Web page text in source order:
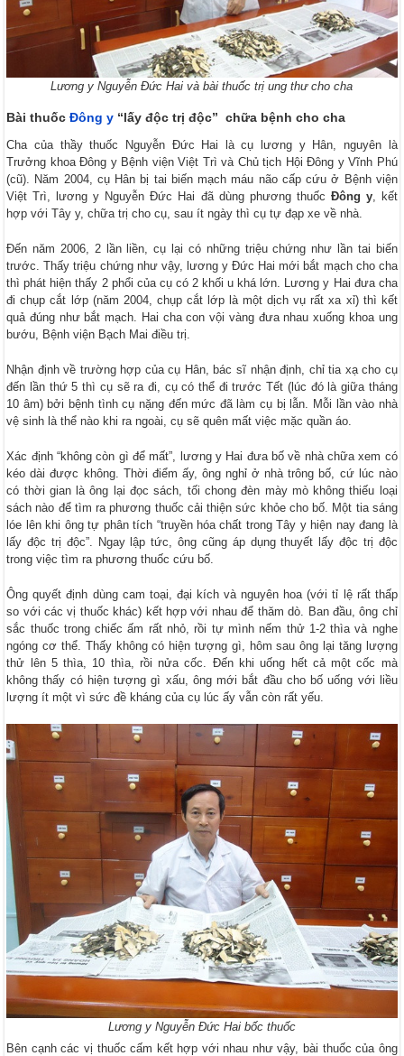
Lương y Nguyễn Đức Hai và bài thuốc trị ung thư cho cha
Bài thuốcĐông y “lấy độc trị độc” chữa bệnh cho cha
Cha của thầy thuốc Nguyễn Đức Hai là cụ lương y Hân, nguyên là
Trưởng khoa Đông y Bệnh viện Việt Trì và Chủ tịch Hội Đông y Vĩnh Phú
(cũ). Năm 2004, cụ Hân bị tai biến mạch máu não cấp cứu ở Bệnh viện
Việt Trì, lương y Nguyễn Đức Hai đã dùng phương thuốc Đông y, kết
hợp với Tây y, chữa trị cho cụ, sau ít ngày thì cụ tự đạp xe về nhà.
Đến năm 2006, 2 lần liền, cụ lại có những triệu chứng như lần tai biến
trước. Thấy triệu chứng như vậy, lương y Đức Hai mới bắt mạch cho cha
thì phát hiện thấy 2 phổi của cụ có 2 khối u khá lớn. Lương y Hai đưa cha
đi chụp cắt lớp (năm 2004, chụp cắt lớp là một dịch vụ rất xa xỉ) thì kết
quả đúng như bắt mạch. Hai cha con vội vàng đưa nhau xuống khoa ung
bướu, Bệnh viện Bạch Mai điều trị.
Nhận định về trường hợp của cụ Hân, bác sĩ nhận định, chỉ tia xạ cho cụ
đến lần thứ 5 thì cụ sẽ ra đi, cụ có thể đi trước Tết (lúc đó là giữa tháng
10 âm) bởi bệnh tình cụ nặng đến mức đã làm cụ bị lẫn. Mỗi lần vào nhà
vệ sinh là thể nào khi ra ngoài, cụ sẽ quên mất việc mặc quần áo.
Xác định “không còn gì để mất”, lương y Hai đưa bố về nhà chữa xem có
kéo dài được không. Thời điểm ấy, ông nghỉ ở nhà trông bố, cứ lúc nào
có thời gian là ông lại đọc sách, tối chong đèn mày mò không thiếu loại
sách nào để tìm ra phương thuốc cải thiện sức khỏe cho bố. Một tia sáng
lóe lên khi ông tự phân tích “truyền hóa chất trong Tây y hiện nay đang là
lấy độc trị độc”. Ngay lập tức, ông cũng áp dụng thuyết lấy độc trị độc
trong việc tìm ra phương thuốc cứu bố.
Ông quyết định dùng cam toại, đại kích và nguyên hoa (với tỉ lệ rất thấp
so với các vị thuốc khác) kết hợp với nhau để thăm dò. Ban đầu, ông chỉ
sắc thuốc trong chiếc ấm rất nhỏ, rồi tự mình nếm thử 1-2 thìa và nghe
ngóng cơ thể. Thấy không có hiện tượng gì, hôm sau ông lại tăng lượng
thử lên 5 thìa, 10 thìa, rồi nửa cốc. Đến khi uống hết cả một cốc mà
không thấy có hiện tượng gì xấu, ông mới bắt đầu cho bố uống với liều
lượng ít một vì sức đề kháng của cụ lúc ấy vẫn còn rất yếu.
Lương y Nguyễn Đức Hai bốc thuốc
Bên cạnh các vị thuốc cấm kết hợp với nhau như vậy, bài thuốc của ông